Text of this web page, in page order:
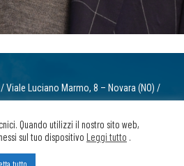
Viale Luciano Marmo, 8 – Novara (NO) /
Tutti i diritti riservati.
Quando utilizzi il nostro sito web,
sul tuo dispositivo Leggi tutto .